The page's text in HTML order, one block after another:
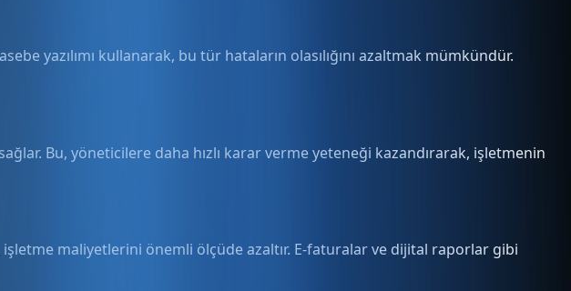
yazılımı kullanarak, bu tür hataların olasılığını azaltmak mümkündür.
Bu, yöneticilere daha hızlı karar verme yeteneği kazandırarak, işletmenin
işletme maliyetlerini önemli ölçüde azaltır. E-faturalar ve dijital raporlar gibi